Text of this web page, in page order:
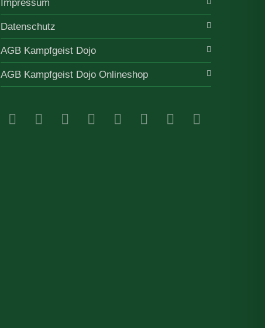
Impressum
Datenschutz
AGB Kampfgeist Dojo
AGB Kampfgeist Dojo Onlineshop